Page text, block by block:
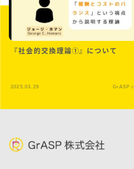
『社会的交換理論➀』について
2025.03.29 GrASP